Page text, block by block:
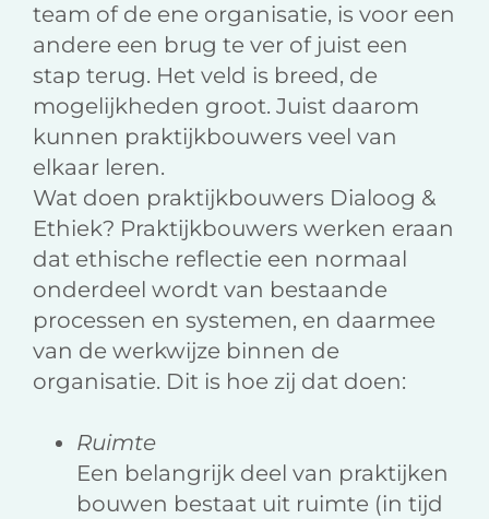
team of de ene organisatie, is voor een
andere een brug te ver of juist een
stap terug. Het veld is breed, de
mogelijkheden groot. Juist daarom
kunnen praktijkbouwers veel van
elkaar leren.
Wat doen praktijkbouwers Dialoog &
Ethiek? Praktijkbouwers werken eraan
dat ethische reflectie een normaal
onderdeel wordt van bestaande
processen en systemen, en daarmee
van de werkwijze binnen de
organisatie. Dit is hoe zij dat doen:
Ruimte
Een belangrijk deel van praktijken
bouwen bestaat uit ruimte (in tijd